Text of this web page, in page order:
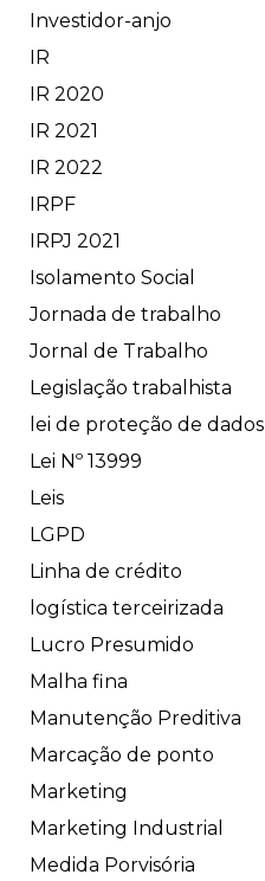
Investidor-anjo
IR
IR 2020
IR 2021
IR 2022
IRPF
IRPJ 2021
Isolamento Social
Jornada de trabalho
Jornal de Trabalho
Legislação trabalhista
lei de proteção de dados
Lei Nº 13999
Leis
LGPD
Linha de crédito
logística terceirizada
Lucro Presumido
Malha fina
Manutenção Preditiva
Marcação de ponto
Marketing
Marketing Industrial
Medida Porvisória